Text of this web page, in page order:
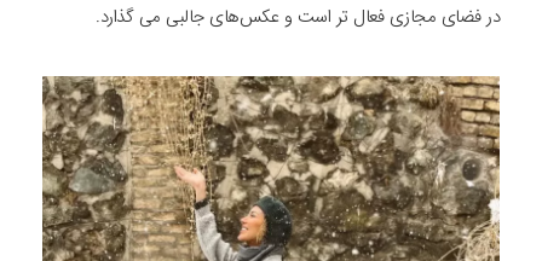
در فضای مجازی فعال تر است و عکس‌های جالبی می گذارد.